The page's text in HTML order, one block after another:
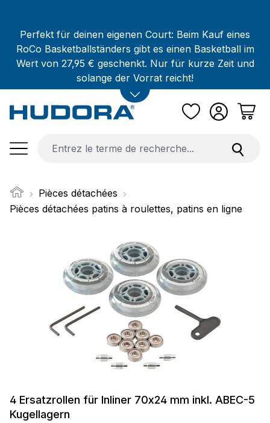
Perfekt für deinen eigenen Court: Beim Kauf eines
RoCo Basketballständers gibt es einen Basketball im
Wert von 27,95 € geschenkt. Nur für kurze Zeit und
solange der Vorrat reicht!
Pièces détachées
Pièces détachées patins à roulettes, patins en ligne
Ignorer la galerie d'images
4 Ersatzrollen für Inliner 70x24 mm inkl. ABEC-5
Kugellagern